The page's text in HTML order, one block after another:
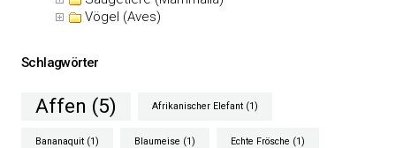
Vögel (Aves)
Schlagwörter
Affen (5) Afrikanischer Elefant (1)
Bananaquit (1) Blaumeise (1) Echte Frösche (1)